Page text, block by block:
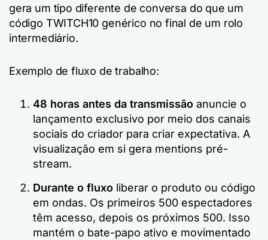
gera um tipo diferente de conversa do que um
código TWITCH10 genérico no final de um rolo
intermediário.
Exemplo de fluxo de trabalho:
48 horas antes da transmissão anuncie o
lançamento exclusivo por meio dos canais
sociais do criador para criar expectativa. A
visualização em si gera mentions pré-
stream.
Durante o fluxo liberar o produto ou código
em ondas. Os primeiros 500 espectadores
têm acesso, depois os próximos 500. Isso
mantém o bate-papo ativo e movimentado